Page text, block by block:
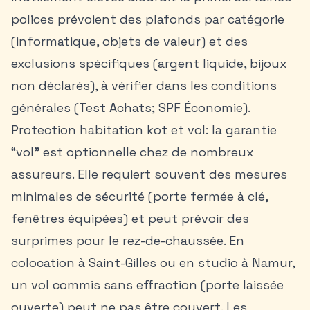
polices prévoient des plafonds par catégorie
(informatique, objets de valeur) et des
exclusions spécifiques (argent liquide, bijoux
non déclarés), à vérifier dans les conditions
générales (Test Achats; SPF Économie).
Protection habitation kot et vol: la garantie
“vol” est optionnelle chez de nombreux
assureurs. Elle requiert souvent des mesures
minimales de sécurité (porte fermée à clé,
fenêtres équipées) et peut prévoir des
surprimes pour le rez-de-chaussée. En
colocation à Saint-Gilles ou en studio à Namur,
un vol commis sans effraction (porte laissée